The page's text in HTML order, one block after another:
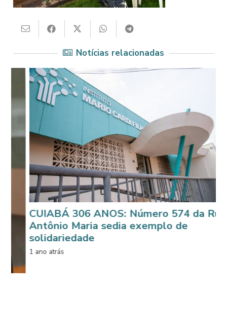
Notícias relacionadas
306 ANOS: Número 574 da Rua
Maria sedia exemplo de